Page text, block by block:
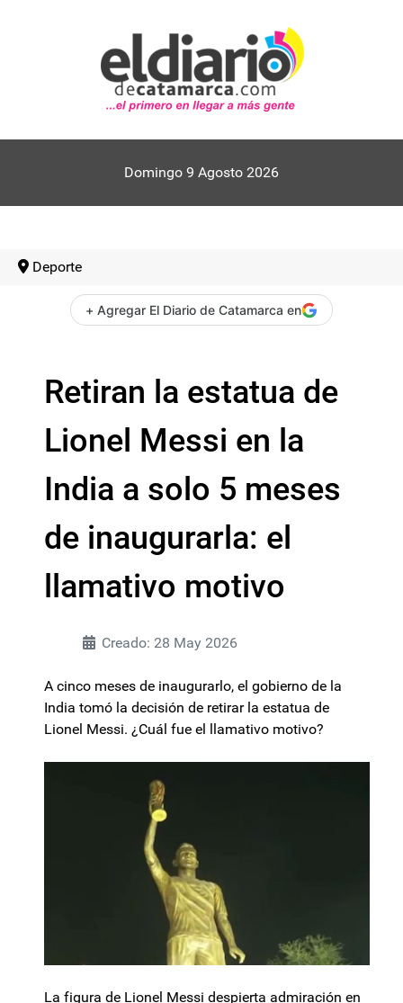
Domingo 9 Agosto 2026
Deporte
+ Agregar El Diario de Catamarca en
Retiran la estatua de
Lionel Messi en la
India a solo 5 meses
de inaugurarla: el
llamativo motivo
Creado: 28 May 2026
A cinco meses de inaugurarlo, el gobierno de la
India tomó la decisión de retirar la estatua de
Lionel Messi. ¿Cuál fue el llamativo motivo?
La figura de Lionel Messi despierta admiración en